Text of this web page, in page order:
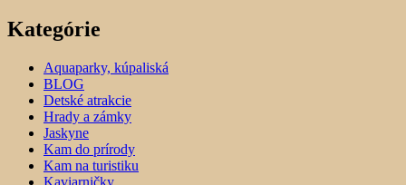
Kategórie
Aquaparky, kúpaliská
BLOG
Detské atrakcie
Hrady a zámky
Jaskyne
Kam do prírody
Kam na turistiku
Kaviarničky